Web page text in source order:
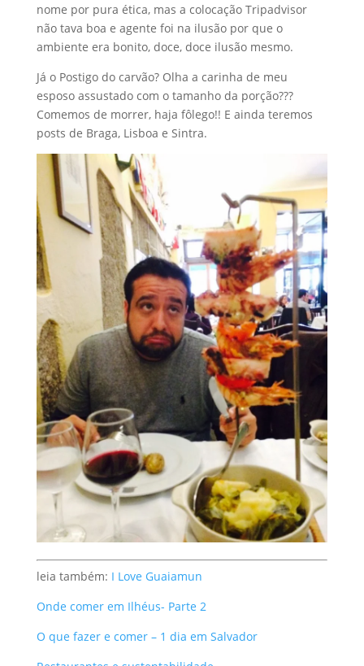
nome por pura ética, mas a colocação Tripadvisor
não tava boa e agente foi na ilusão por que o
ambiente era bonito, doce, doce ilusão mesmo.
Já o Postigo do carvão? Olha a carinha de meu
esposo assustado com o tamanho da porção???
Comemos de morrer, haja fôlego!! E ainda teremos
posts de Braga, Lisboa e Sintra.
leia também: I Love Guaiamun
Onde comer em Ilhéus- Parte 2
O que fazer e comer – 1 dia em Salvador